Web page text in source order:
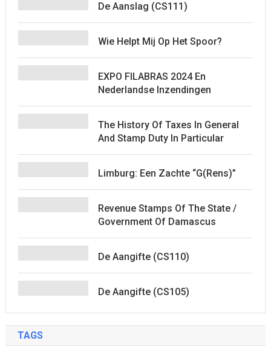
De Aanslag (CS111)
Wie Helpt Mij Op Het Spoor?
EXPO FILABRAS 2024 En
Nederlandse Inzendingen
The History Of Taxes In General
And Stamp Duty In Particular
Limburg: Een Zachte “G(rens)”
Revenue Stamps Of The State /
Government Of Damascus
De Aangifte (CS110)
De Aangifte (CS105)
TAGS